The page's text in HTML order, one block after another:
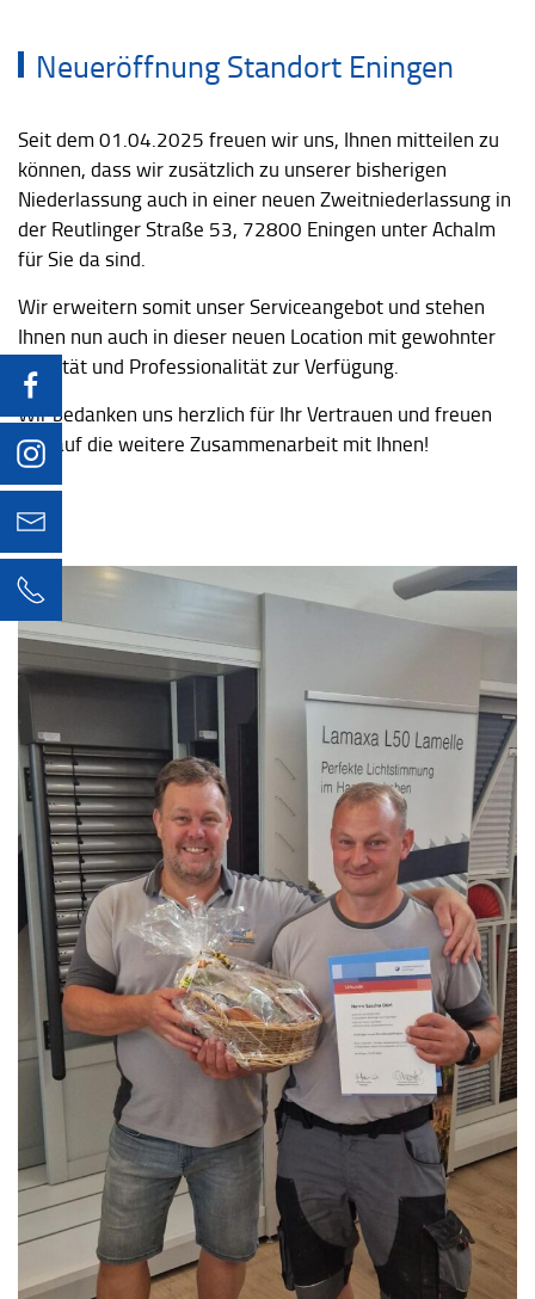
Neueröffnung Standort Eningen
Seit dem 01.04.2025 freuen wir uns, Ihnen mitteilen zu
können, dass wir zusätzlich zu unserer bisherigen
Niederlassung auch in einer neuen Zweitniederlassung in
der Reutlinger Straße 53, 72800 Eningen unter Achalm
für Sie da sind.
Wir erweitern somit unser Serviceangebot und stehen
Ihnen nun auch in dieser neuen Location mit gewohnter
Qualität und Professionalität zur Verfügung.
Wir bedanken uns herzlich für Ihr Vertrauen und freuen
uns auf die weitere Zusammenarbeit mit Ihnen!
07129 92860-0